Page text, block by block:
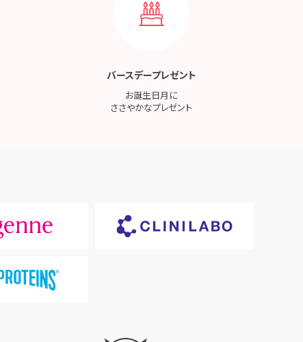
バースデープレゼント
お誕生日月に
ささやかなプレゼント